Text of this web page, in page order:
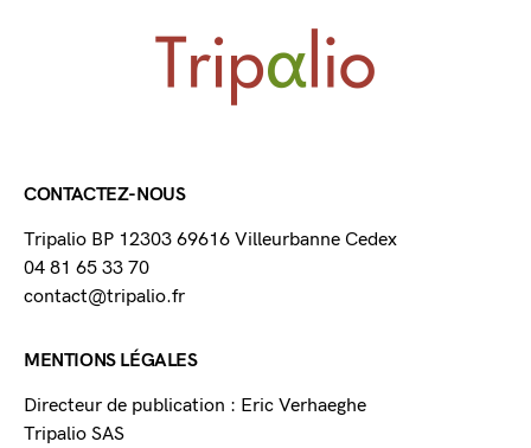
CONTACTEZ-NOUS
Tripalio BP 12303 69616 Villeurbanne Cedex
04 81 65 33 70
contact@tripalio.fr
MENTIONS LÉGALES
Directeur de publication : Eric Verhaeghe
Tripalio SAS